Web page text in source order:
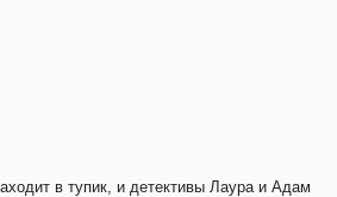
в тупик, и детективы Лаура и Адам